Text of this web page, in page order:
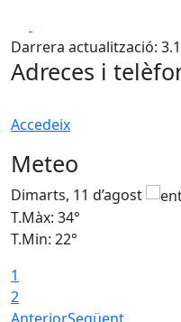
Darrera actualització:
Adreces i
Accedeix
Meteo
Dimarts, 11 d’agost
T.Màx: 34°
T.Min: 22°
1
2